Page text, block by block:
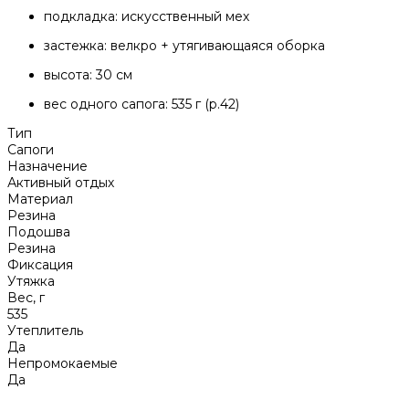
подкладка: искусственный мех
​застежка: велкро + утягивающаяся оборка
​высота: 30 см
вес одного сапога: 535 г (р.42)
Тип
Сапоги
Назначение
Активный отдых
Материал
Резина
Подошва
Резина
Фиксация
Утяжка
Вес, г
535
Утеплитель
Да
Непромокаемые
Да